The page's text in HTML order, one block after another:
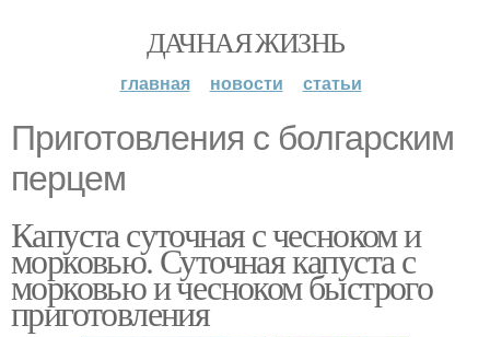
ДАЧНАЯ ЖИЗНЬ
главная новости статьи
Приготовления с болгарским
перцем
Капуста суточная с чесноком и
морковью. Суточная капуста с
морковью и чесноком быстрого
приготовления